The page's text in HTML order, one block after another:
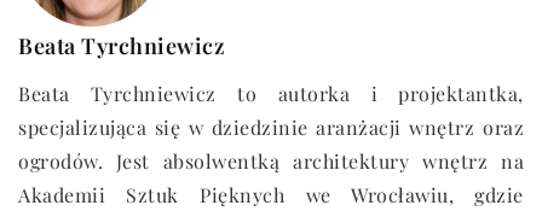
Beata Tyrchniewicz
Beata Tyrchniewicz to autorka i projektantka,
specjalizująca się w dziedzinie aranżacji wnętrz oraz
ogrodów. Jest absolwentką architektury wnętrz na
Akademii Sztuk Pięknych we Wrocławiu, gdzie